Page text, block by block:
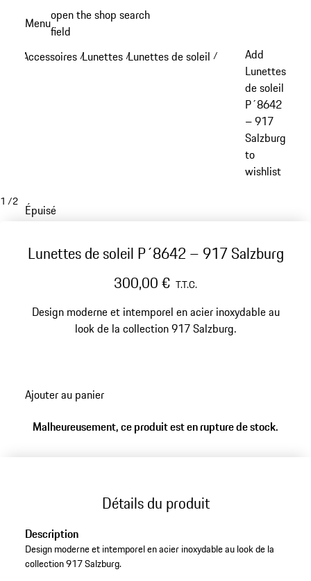
principal
Menuopen the shop search
field
Accessoires /Lunettes /Lunettes de soleil /
Add
Lunettes
de soleil
P´8642
– 917
Salzburg
to
wishlist
1 /2
Épuisé
Lunettes de soleil P´8642 – 917 Salzburg
300,00 € T.T.C.
Design moderne et intemporel en acier inoxydable au
look de la collection 917 Salzburg.
Ajouter au panier
Malheureusement, ce produit est en rupture de stock.
Détails du produit
Description
Design moderne et intemporel en acier inoxydable au look de la
collection 917 Salzburg.